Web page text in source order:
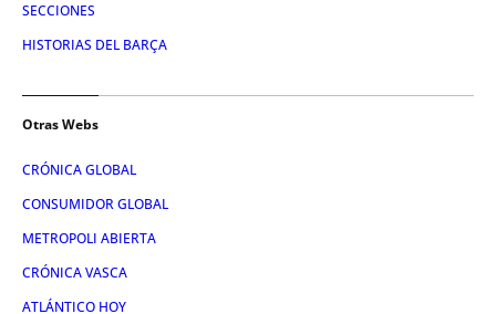
SECCIONES
HISTORIAS DEL BARÇA
Otras Webs
CRÓNICA GLOBAL
CONSUMIDOR GLOBAL
METROPOLI ABIERTA
CRÓNICA VASCA
ATLÁNTICO HOY